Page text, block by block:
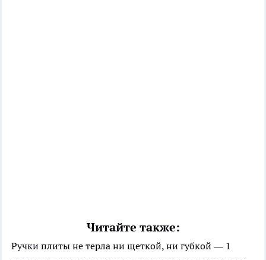
Читайте также:
Ручки плиты не терла ни щеткой, ни губкой — 1